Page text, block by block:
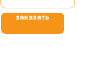
заказать